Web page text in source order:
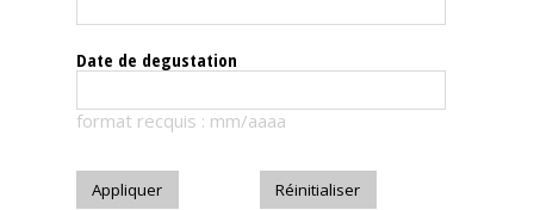
Le
magazine
Télécharger
Date de degustation
format recquis : mm/aaaa